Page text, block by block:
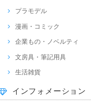
プラモデル
漫画・コミック
企業もの・ノベルティ
文房具・筆記用具
生活雑貨
インフォメーション